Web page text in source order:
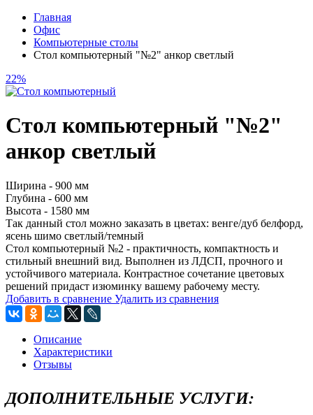
Главная
Офис
Компьютерные столы
Стол компьютерный "№2" анкор светлый
22%
Стол компьютерный "№2"
анкор светлый
Ширина - 900 мм
Глубина - 600 мм
Высота - 1580 мм
Так данный стол можно заказать в цветах: венге/дуб белфорд,
ясень шимо светлый/темный
Стол компьютерный №2 - практичность, компактность и
стильный внешний вид. Выполнен из ЛДСП, прочного и
устойчивого материала. Контрастное сочетание цветовых
решений придаст изюминку вашему рабочему месту.
Добавить в сравнение Удалить из сравнения
Описание
Характеристики
Отзывы
ДОПОЛНИТЕЛЬНЫЕ УСЛУГИ: